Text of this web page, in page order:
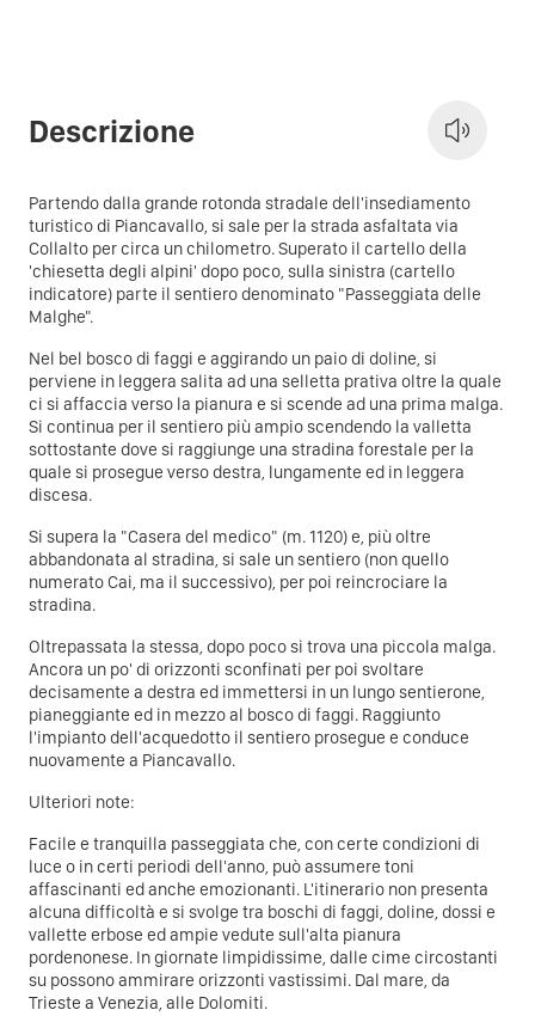
Descrizione
Partendo dalla grande rotonda stradale dell'insediamento
turistico di Piancavallo, si sale per la strada asfaltata via
Collalto per circa un chilometro. Superato il cartello della
'chiesetta degli alpini' dopo poco, sulla sinistra (cartello
indicatore) parte il sentiero denominato "Passeggiata delle
Malghe".
Nel bel bosco di faggi e aggirando un paio di doline, si
perviene in leggera salita ad una selletta prativa oltre la quale
ci si affaccia verso la pianura e si scende ad una prima malga.
Si continua per il sentiero più ampio scendendo la valletta
sottostante dove si raggiunge una stradina forestale per la
quale si prosegue verso destra, lungamente ed in leggera
discesa.
Si supera la "Casera del medico" (m. 1120) e, più oltre
abbandonata al stradina, si sale un sentiero (non quello
numerato Cai, ma il successivo), per poi reincrociare la
stradina.
Oltrepassata la stessa, dopo poco si trova una piccola malga.
Ancora un po' di orizzonti sconfinati per poi svoltare
decisamente a destra ed immettersi in un lungo sentierone,
pianeggiante ed in mezzo al bosco di faggi. Raggiunto
l'impianto dell'acquedotto il sentiero prosegue e conduce
nuovamente a Piancavallo.
Ulteriori note:
Facile e tranquilla passeggiata che, con certe condizioni di
luce o in certi periodi dell'anno, può assumere toni
affascinanti ed anche emozionanti. L'itinerario non presenta
alcuna difficoltà e si svolge tra boschi di faggi, doline, dossi e
vallette erbose ed ampie vedute sull'alta pianura
pordenonese. In giornate limpidissime, dalle cime circostanti
su possono ammirare orizzonti vastissimi. Dal mare, da
Trieste a Venezia, alle Dolomiti.